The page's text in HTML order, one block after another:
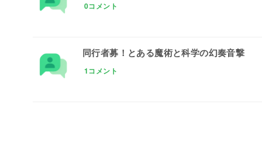
0コメント
同行者募！とある魔術と科学の幻奏音撃
1コメント